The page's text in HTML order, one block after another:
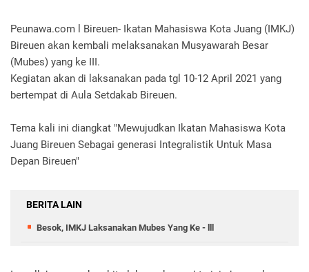
Peunawa.com l Bireuen- Ikatan Mahasiswa Kota Juang (IMKJ)
Bireuen akan kembali melaksanakan Musyawarah Besar
(Mubes) yang ke III.
Kegiatan akan di laksanakan pada tgl 10-12 April 2021 yang
bertempat di Aula Setdakab Bireuen.
Tema kali ini diangkat "Mewujudkan Ikatan Mahasiswa Kota
Juang Bireuen Sebagai generasi Integralistik Untuk Masa
Depan Bireuen"
BERITA LAIN
Besok, IMKJ Laksanakan Mubes Yang Ke - lll